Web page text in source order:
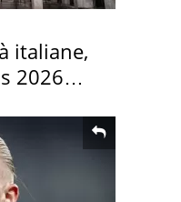
italiane,
2026